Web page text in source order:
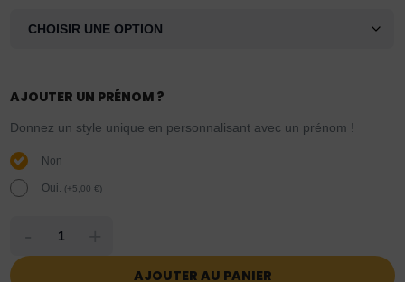
AJOUTER UN PRÉNOM ?
Donnez un style unique en personnalisant avec un prénom !
Non
Oui. (+5,00€)
AJOUTER AU PANIER